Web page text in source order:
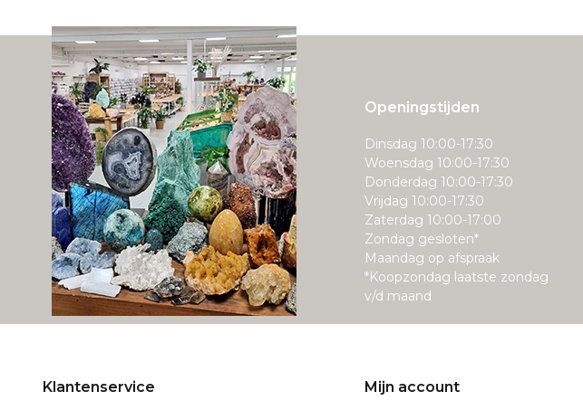
Openingstijden
Dinsdag 10:00-17:30
Woensdag 10:00-17:30
Donderdag 10:00-17:30
Vrijdag 10:00-17:30
Zaterdag 10:00-17:00
Zondag gesloten*
Maandag op afspraak
*Koopzondag laatste zondag
v/d maand
Klantenservice Mijn account